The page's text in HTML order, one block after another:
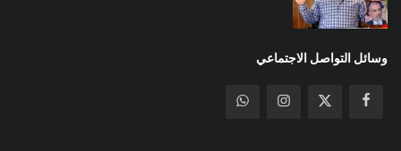
وسائل التواصل الاجتماعي